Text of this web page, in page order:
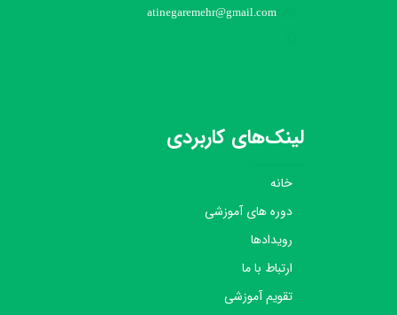
atinegaremehr@gmail.com
لینک‌های کاربردی
خانه
دوره های آموزشی
رویدادها
ارتباط با ما
تقویم آموزشی